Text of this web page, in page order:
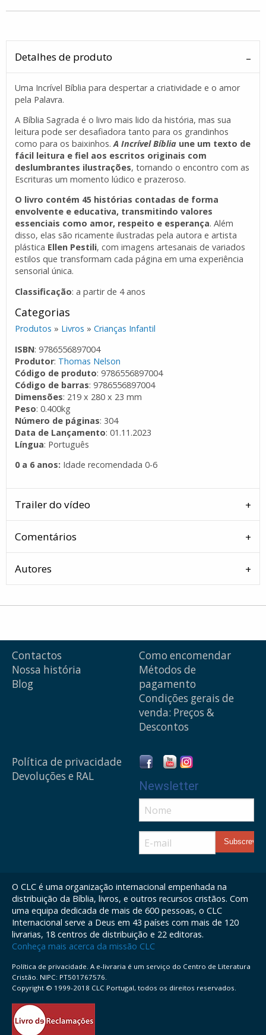
Detalhes de produto
Uma Incrível Bíblia para despertar a criatividade e o amor
pela Palavra.
A Bíblia Sagrada é o livro mais lido da história, mas sua
leitura pode ser desafiadora tanto para os grandinhos
como para os baixinhos.A Incrível Bíblia une um texto de
fácil leitura e fiel aos escritos originais com
deslumbrantes ilustrações, tornando o encontro com as
Escrituras um momento lúdico e prazeroso.
O livro contém 45 histórias contadas de forma
envolvente e educativa, transmitindo valores
essenciais como amor, respeito e esperança. Além
disso, elas são ricamente ilustradas pela autora e artista
plástica Ellen Pestili, com imagens artesanais de variados
estilos que transformam cada página em uma experiência
sensorial única.
Classificação: a partir de 4 anos
Categorias
Produtos » Livros »Crianças Infantil
ISBN: 9786556897004
Produtor: Thomas Nelson
Código de produto: 9786556897004
Código de barras: 9786556897004
Dimensões: 219 x 280 x 23 mm
Peso: 0.400kg
Número de páginas: 304
Data de Lançamento: 01.11.2023
Língua: Português
0 a 6 anos: Idade recomendada 0-6
Trailer do vídeo
Comentários
Autores
Contactos
Nossa história
Blog
Como encomendar
Métodos de
pagamento
Condições gerais de
venda: Preços &
Descontos
Política de privacidade
Devoluções e RAL
Newsletter
O CLC é uma organização internacional empenhada na
distribuição da Bíblia, livros, e outros recursos cristãos. Com
uma equipa dedicada de mais de 600 pessoas, o CLC
Internacional serve a Deus em 43 países com mais de 120
livrarias, 18 centros de distribuição e 22 editoras.
Conheça mais acerca da missão CLC
Política de privacidade. A e-livraria é um serviço do Centro de Literatura
Cristão. NIPC: PT501767576.
Copyright © 1999-2018 CLC Portugal, todos os direitos reservados.